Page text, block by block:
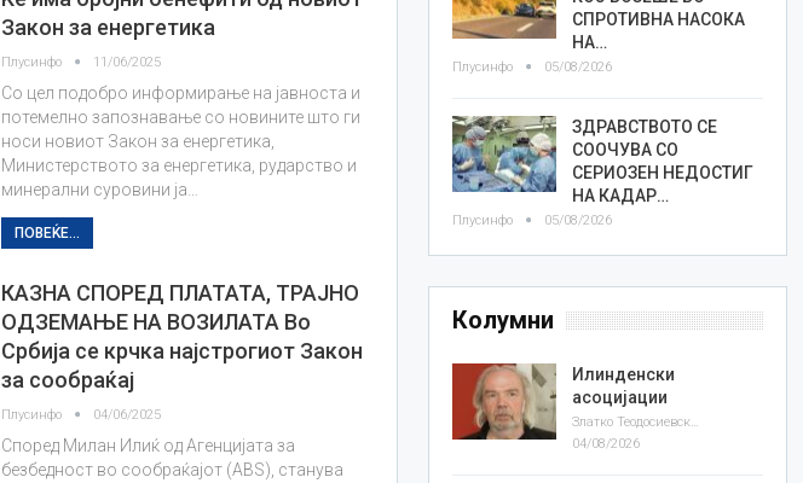
Закон за енергетика
Плусинфо 11/06/2025
Со цел подобро информирање на јавноста и
потемелно запознавање со новините што ги
носи новиот Закон за енергетика,
Министерството за енергетика, рударство и
минерални суровини ја…
ПОВЕЌЕ...
КАЗНА СПОРЕД ПЛАТАТА, ТРАЈНО
ОДЗЕМАЊЕ НА ВОЗИЛАТА Во
Србија се крчка најстрогиот Закон
за сообраќај
Плусинфо 04/06/2025
Според Милан Илиќ од Агенцијата за
безбедност во сообраќајот (ABS), станува
СПРОТИВНА НАСОКА
НА…
Плусинфо 05/08/2026
ЗДРАВСТВОТО СЕ
СООЧУВА СО
СЕРИОЗЕН НЕДОСТИГ
НА КАДАР…
Плусинфо 05/08/2026
Колумни
Илинденски
асоцијации
Златко Теодосиевски
04/08/2026